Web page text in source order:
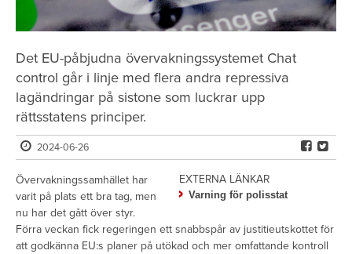
Det EU-påbjudna övervakningssystemet Chat
control går i linje med flera andra repressiva
lagändringar på sistone som luckrar upp
rättsstatens principer.
2024-06-26
EXTERNA LÄNKAR
Varning för polisstat
Övervakningssamhället har
varit på plats ett bra tag, men
nu har det gått över styr.
Förra veckan fick regeringen ett snabbspår av justitieutskottet för
att godkänna EU:s planer på utökad och mer omfattande kontroll